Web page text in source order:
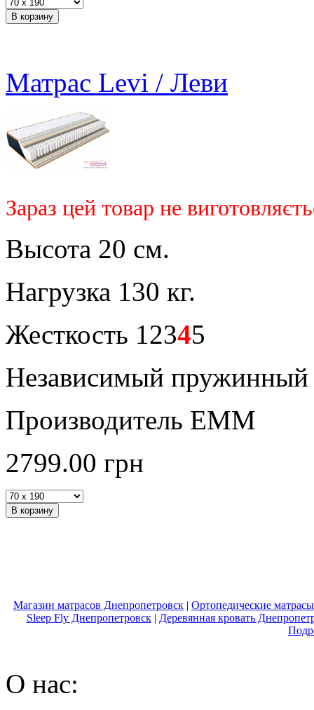
Матрас Levi / Леви
Зараз цей товар не
Высота 20 см.
Нагрузка 130 кг.
Жесткость 12345
Независимый пружинный
Производитель ЕММ
2799.00 грн
Магазин матрасов Днепропетровск | Ортопедические
Sleep Fly Днепропетровск| Деревянная кровать
О нас: